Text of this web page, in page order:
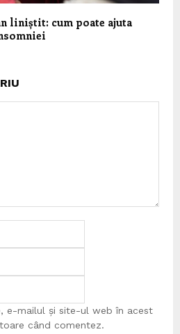
liniștit: cum poate ajuta
e-mailul și site-ul web în acest
când comentez.